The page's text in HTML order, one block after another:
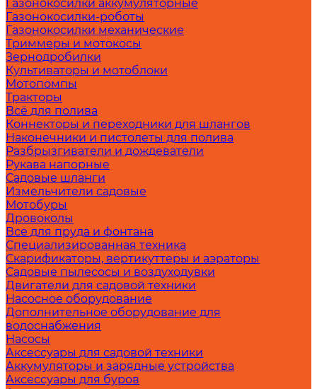
Газонокосилки аккумуляторные
Газонокосилки-роботы
Газонокосилки механические
Триммеры и мотокосы
Зернодробилки
Культиваторы и мотоблоки
Мотопомпы
Тракторы
Всё для полива
Коннекторы и переходники для шлангов
Наконечники и пистолеты для полива
Разбрызгиватели и дождеватели
Рукава напорные
Садовые шланги
Измельчители садовые
Мотобуры
Дровоколы
Все для пруда и фонтана
Специализированная техника
Скарификаторы, вертикуттеры и аэраторы
Садовые пылесосы и воздуходувки
Двигатели для садовой техники
Насосное оборудование
Дополнительное оборудование для
водоснабжения
Насосы
Аксессуары для садовой техники
Аккумуляторы и зарядные устройства
Аксессуары для буров